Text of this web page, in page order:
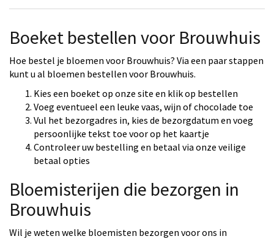
Boeket bestellen voor Brouwhuis
Hoe bestel je bloemen voor Brouwhuis? Via een paar stappen
kunt u al bloemen bestellen voor Brouwhuis.
Kies een boeket op onze site en klik op bestellen
Voeg eventueel een leuke vaas, wijn of chocolade toe
Vul het bezorgadres in, kies de bezorgdatum en voeg
persoonlijke tekst toe voor op het kaartje
Controleer uw bestelling en betaal via onze veilige
betaal opties
Bloemisterijen die bezorgen in
Brouwhuis
Wil je weten welke bloemisten bezorgen voor ons in